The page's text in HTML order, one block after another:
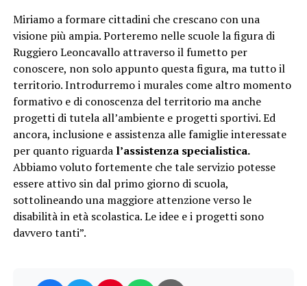
Miriamo a formare cittadini che crescano con una
visione più ampia. Porteremo nelle scuole la figura di
Ruggiero Leoncavallo attraverso il fumetto per
conoscere, non solo appunto questa figura, ma tutto il
territorio. Introdurremo i murales come altro momento
formativo e di conoscenza del territorio ma anche
progetti di tutela all’ambiente e progetti sportivi. Ed
ancora, inclusione e assistenza alle famiglie interessate
per quanto riguarda l’assistenza specialistica.
Abbiamo voluto fortemente che tale servizio potesse
essere attivo sin dal primo giorno di scuola,
sottolineando una maggiore attenzione verso le
disabilità in età scolastica. Le idee e i progetti sono
davvero tanti”.